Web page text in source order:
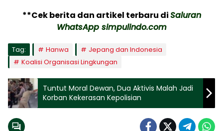
**Cek berita dan artikel terbaru diSaluran
WhatsApp simpulindo.com
Tag: Hanwa
Jepang dan Indonesia
Koalisi Organisasi Lingkungan
Tuntut Moral Dewan, Dua Aktivis Malah Jadi
Korban Kekerasan Kepolisian